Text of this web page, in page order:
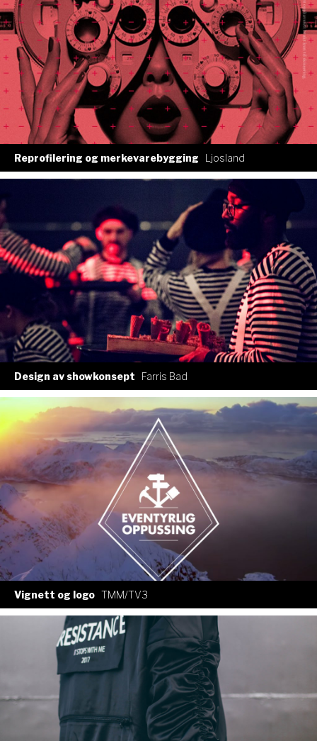
Reprofilering og merkevarebygging Ljosland
Design av showkonsept Farris Bad
Vignett og logo TMM/TV3